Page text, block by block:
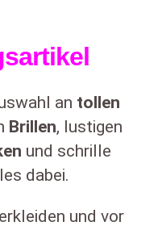
an tollen
Brillen, lustigen
und schrille
dabei.
und vor